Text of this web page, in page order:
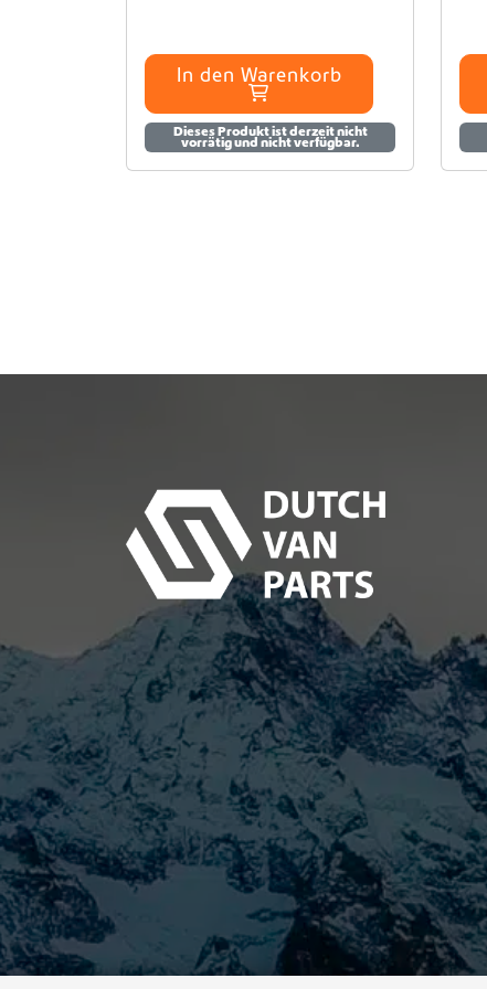
In den Warenkorb
Dieses Produkt ist derzeit nicht
vorrätig und nicht verfügbar.